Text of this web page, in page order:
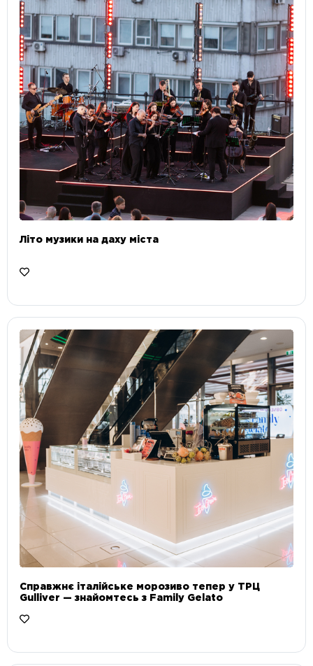
Літо музики на даху міста
Справжнє італійське морозиво тепер у ТРЦ
Gulliver — знайомтесь з Family Gelato